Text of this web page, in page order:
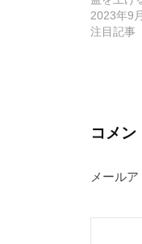
シ
ョ
2023年9
注目記事
コメン
メール